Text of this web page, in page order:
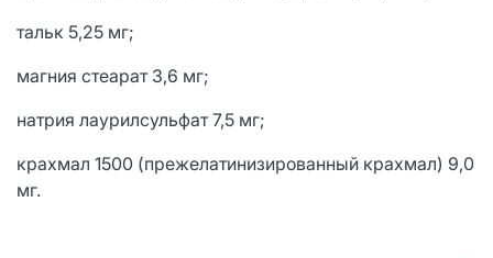
тальк 5,25 мг;
магния стеарат 3,6 мг;
натрия лаурилсульфат 7,5 мг;
крахмал 1500 (прежелатинизированный крахмал) 9,0
мг.